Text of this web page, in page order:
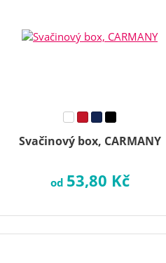
Svačinový box, CARMANY
od 53,80 Kč